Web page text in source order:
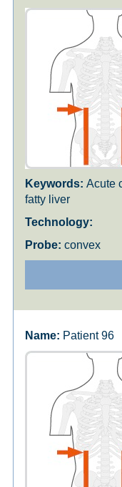
Acute
fatty liver
convex
Patient 96